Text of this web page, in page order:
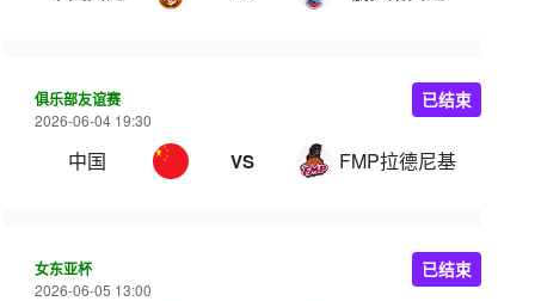
俱乐部友谊赛
2026-06-04 19:30
中国 VS FMP拉德尼基
已结束
女东亚杯
2026-06-05 13:00
已结束